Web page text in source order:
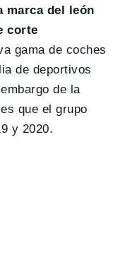
marca del león
corte
gama de coches
de deportivos
de la
que el grupo
y 2020.